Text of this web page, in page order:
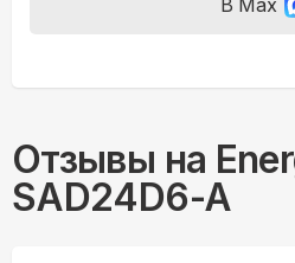
В Max
Отзывы на
SAD24D6-A